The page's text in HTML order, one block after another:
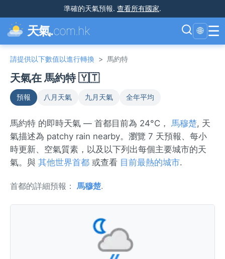
準確的天氣預報. 查看所有國家.
天氣.com.hk 🌐 ☰
請提供以下數值以進行轉換 > 馬約特
天氣在 馬約特 🇾🇹
預報 八月天氣 九月天氣 全年平均
馬約特 的即時天氣 — 首都目前為 24°C， 馬穆楚, 天
氣描述為 patchy rain nearby。瀏覽 7 天預報、每小
時更新、空氣質素，以及以下列出每個主要城市的天
氣。與 其他世界首都 或查看 目前最熱的城市.
首都的詳細預報： 馬穆楚.